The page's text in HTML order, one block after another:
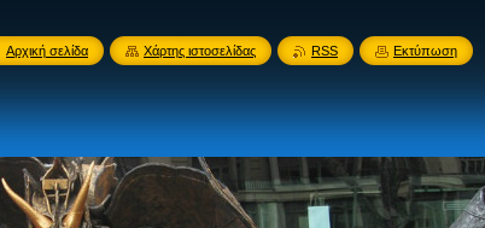
Αρχική σελίδα Χάρτης ιστοσελίδας RSS Εκτύπωση